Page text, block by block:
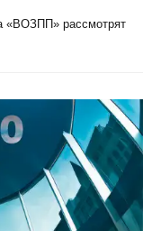
«ВОЗПП» рассмотрят